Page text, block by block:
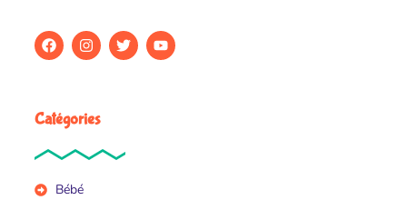
Catégories
Bébé